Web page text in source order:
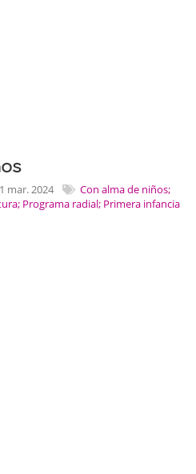
mar. 2024
Con alma de niños;
Programa radial; Primera infancia